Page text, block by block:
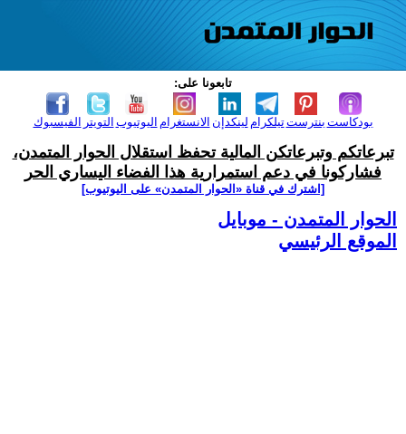
تابعونا على:
الفيسبوك التويتر اليوتيوب الانستغرام لينكدإن تيلكرامبنترست بودكاست
تبرعاتكم وتبرعاتكن المالية تحفظ استقلال الحوار المتمدن،
فشاركونا في دعم استمرارية هذا الفضاء اليساري الحر
[اشترك في قناة ‫«الحوار المتمدن» على اليوتيوب]
الحوار المتمدن - موبايل
الموقع الرئيسي